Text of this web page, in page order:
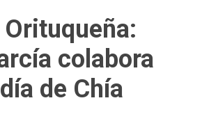
colabora
de Chía